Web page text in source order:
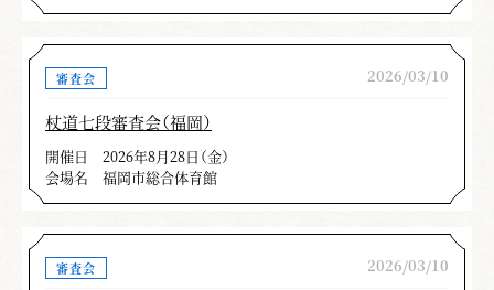
審査会 2026/03/10
杖道七段審査会（福岡）
開催日
2026年8月28日（金）
会場名
福岡市総合体育館
審査会 2026/03/10